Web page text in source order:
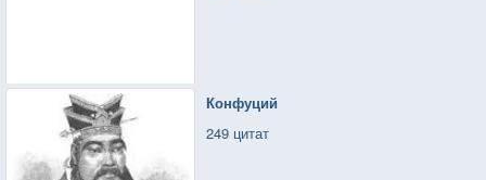
Конфуций
249 цитат